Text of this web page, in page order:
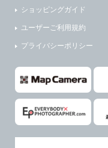
ショッピングガイド
ユーザーご利用規約
プライバシーポリシー